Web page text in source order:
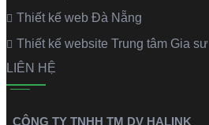
Thiết kế web Đà Nẵng
Thiết kế website Trung tâm Gia sư
LIÊN HỆ
CÔNG TY TNHH TM DV HALINK